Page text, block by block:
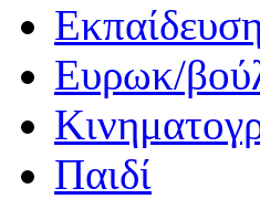
Εκπαίδευση
Ευρωκ/
Παιδί